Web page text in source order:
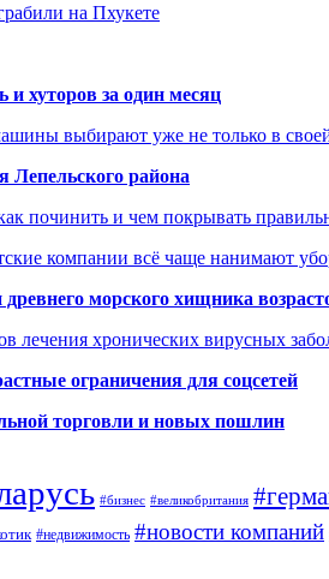
на Пхукете
и хуторов за один месяц
выбирают уже не только в
Лепельского района
починить и чем покрывать
компании всё чаще нанимают
морского хищника
лечения хронических вирусных
ограничения для соцсетей
торговли и новых пошлин
#бизнес #великобритания
#недвижимость #новости компаний